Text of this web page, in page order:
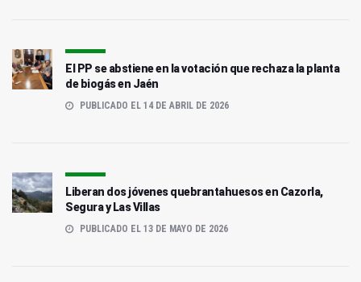
El PP se abstiene en la votación que rechaza la planta
de biogás en Jaén
PUBLICADO EL 14 DE ABRIL DE 2026
Liberan dos jóvenes quebrantahuesos en Cazorla,
Segura y Las Villas
PUBLICADO EL 13 DE MAYO DE 2026